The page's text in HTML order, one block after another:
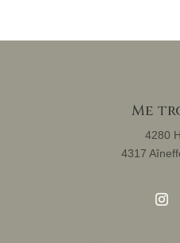
Me
4280
4317